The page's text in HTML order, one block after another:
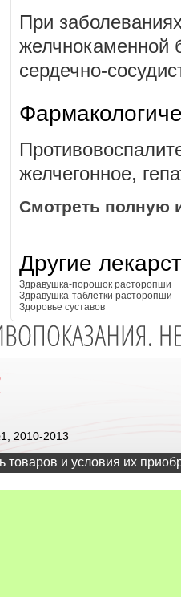
При
желчнокаменной
сердечно-
желчегонное,
Смотреть полную
Другие
Здравушка-порошок расторопши
Здравушка-таблетки расторопши
Здоровье суставов
2010-2013
товаров и условия их